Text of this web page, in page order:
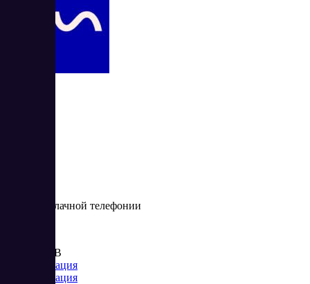
Сервис облачной телефонии
от 790 RUB
Коммуникация
Коммуникация